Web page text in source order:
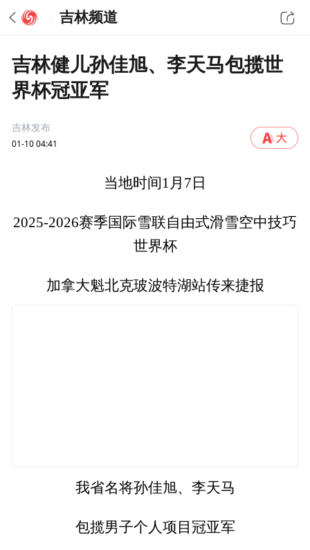
吉林频道
吉林健儿孙佳旭、李天马包揽世
界杯冠亚军
吉林发布
01-10 04:41
当地时间1月7日
2025-2026赛季国际雪联自由式滑雪空中技巧
世界杯
加拿大魁北克玻波特湖站传来捷报
我省名将孙佳旭、李天马
包揽男子个人项目冠亚军